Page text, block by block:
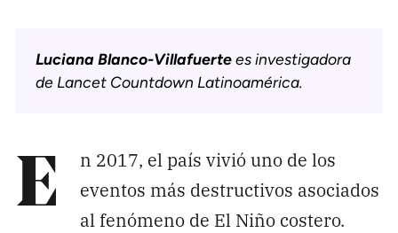
Luciana Blanco-Villafuertees investigadora
de Lancet Countdown Latinoamérica.
E
n 2017, el país vivió uno de los
eventos más destructivos asociados
al fenómeno de El Niño costero.